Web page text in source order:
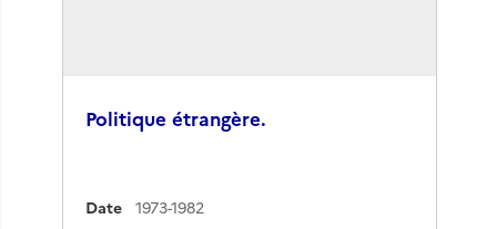
Politique étrangère.
Date 1973-1982